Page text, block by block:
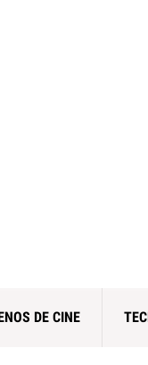
DE CINE